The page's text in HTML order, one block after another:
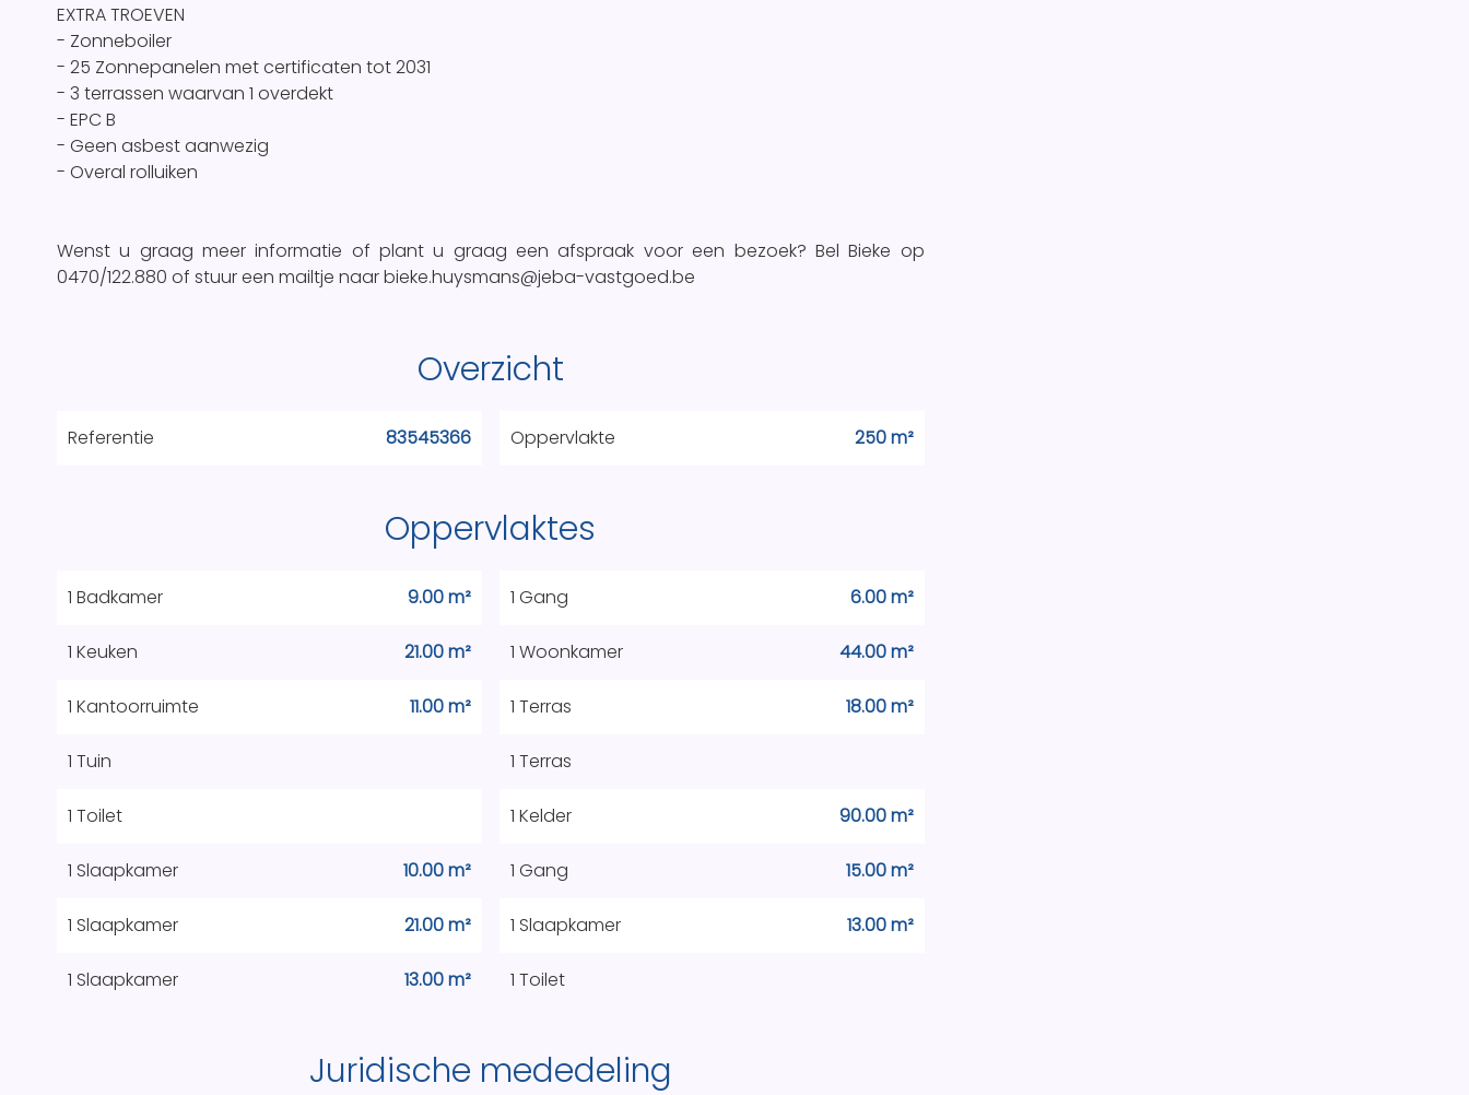
EXTRA TROEVEN
- Zonneboiler
- 25 Zonnepanelen met certificaten tot 2031
- 3 terrassen waarvan 1 overdekt
- EPC B
- Geen asbest aanwezig
- Overal rolluiken
Wenst u graag meer informatie of plant u graag een afspraak voor een bezoek? Bel Bieke op
0470/122.880 of stuur een mailtje naar bieke.huysmans@jeba-vastgoed.be
Overzicht
Referentie 83545366 Oppervlakte 250 m²
Oppervlaktes
1 Badkamer 9.00 m² 1 Gang 6.00 m²
1 Keuken 21.00 m² 1 Woonkamer 44.00 m²
1 Kantoorruimte 11.00 m² 1 Terras 18.00 m²
1 Tuin 1 Terras
1 Toilet 1 Kelder 90.00 m²
1 Slaapkamer 10.00 m² 1 Gang 15.00 m²
1 Slaapkamer 21.00 m² 1 Slaapkamer 13.00 m²
1 Slaapkamer 13.00 m² 1 Toilet
Juridische mededeling